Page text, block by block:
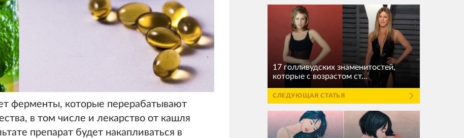
ферменты, которые перерабатывают
в том числе и лекарство от кашля
препарат будет накапливаться в
17 голливудских знаменитостей,
которые с возрастом ст...
СЛЕДУЮЩАЯ СТАТЬЯ